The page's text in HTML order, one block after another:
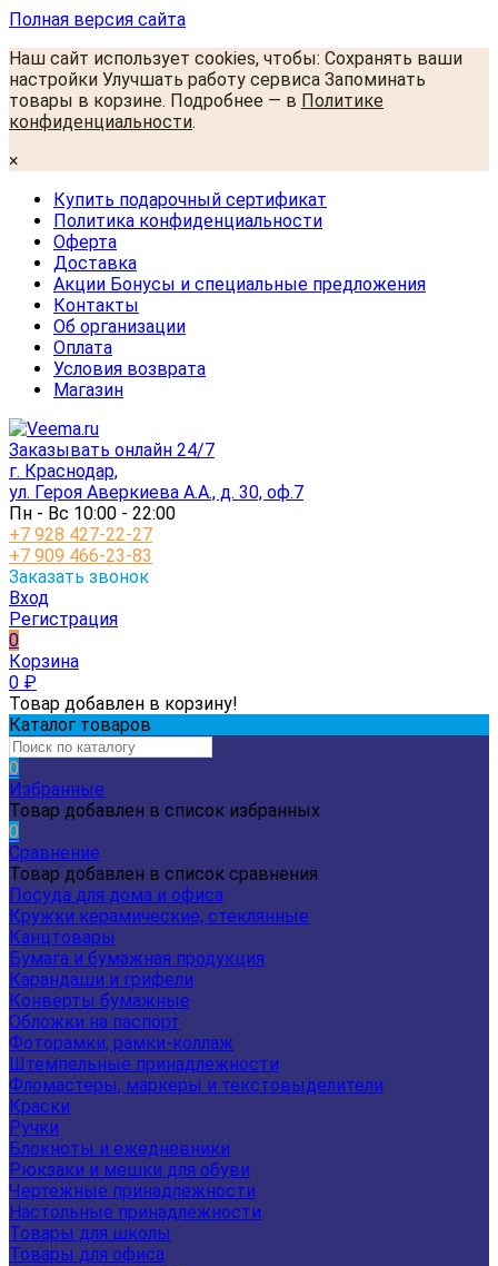
Полная версия сайта
Наш сайт использует cookies, чтобы: Сохранять ваши
настройки Улучшать работу сервиса Запоминать
товары в корзине. Подробнее — в Политике
конфиденциальности.
×
Купить подарочный сертификат
Политика конфиденциальности
Оферта
Доставка
Акции Бонусы и специальные предложения
Контакты
Об организации
Оплата
Условия возврата
Магазин
Заказывать онлайн 24/7
г. Краснодар,
ул. Героя Аверкиева А.А., д. 30, оф.7
Пн - Вс 10:00 - 22:00
+7 928 427-22-27
+7 909 466-23-83
Заказать звонок
Вход
Регистрация
0
Корзина
0 ₽
Товар добавлен в корзину!
Каталог товаров
0
Избранные
Товар добавлен в список избранных
0
Сравнение
Товар добавлен в список сравнения
Посуда для дома и офиса
Кружки керамические, стеклянные
Канцтовары
Бумага и бумажная продукция
Карандаши и грифели
Конверты бумажные
Обложки на паспорт
Фоторамки, рамки-коллаж
Штемпельные принадлежности
Фломастеры, маркеры и текстовыделители
Краски
Ручки
Блокноты и ежедневники
Рюкзаки и мешки для обуви
Чертежные принадлежности
Настольные принадлежности
Товары для школы
Товары для офиса